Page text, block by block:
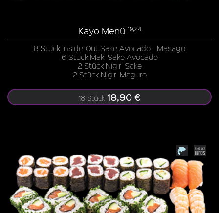
Kayo Menü 19,24
8 Stück Inside-Out Sake Avocado - Masago
6 Stück Maki Sake Avocado
2 Stück Nigiri Sake
2 Stück Nigiri Maguro
18 Stück 18,90 €